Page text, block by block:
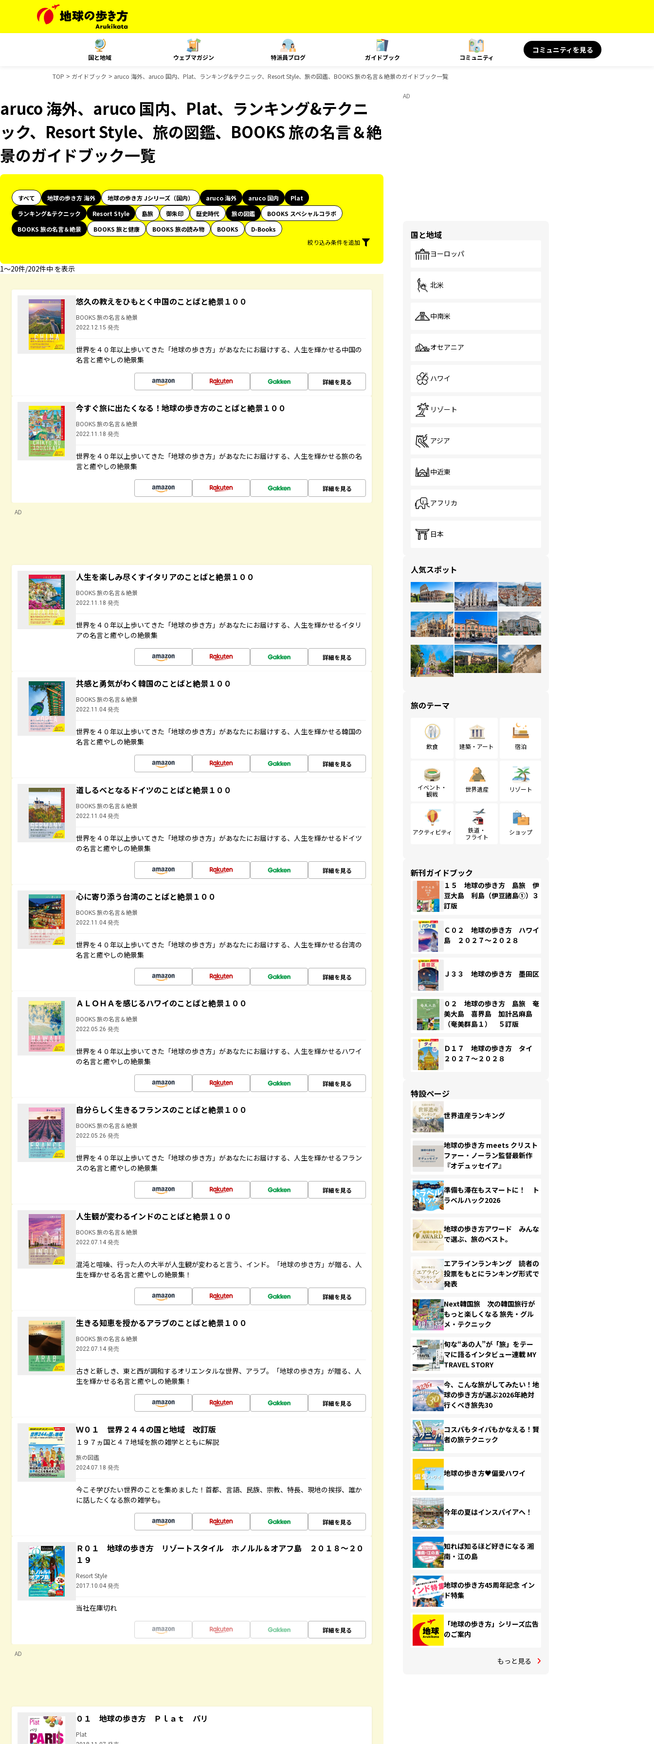
国と地域 ウェブマガジン 特派員ブログ ガイドブック コミュニティ
コミュニティを見る
TOP ガイドブック aruco 海外、aruco 国内、Plat、ランキング&テクニック、Resort Style、旅の図鑑、BOOKS 旅の名言＆絶景のガイドブック一覧
aruco 海外、aruco 国内、Plat、ランキング&テクニ
ック、Resort Style、旅の図鑑、BOOKS 旅の名言＆絶
景のガイドブック一覧
すべて 地球の歩き方 海外 地球の歩き方 Jシリーズ（国内） aruco 海外 aruco 国内
Plat
ランキング&テクニック
Resort Style 島旅 御朱印 歴史時代 旅の図鑑
BOOKS スペシャルコラボ
BOOKS 旅の名言＆絶景
BOOKS 旅と健康 BOOKS 旅の読み物 BOOKS
D-Books
絞り込み条件を追加
1〜20件/202件中 を表示
悠久の教えをひもとく中国のことばと絶景１００
BOOKS 旅の名言＆絶景
2022.12.15 発売
世界を４０年以上歩いてきた「地球の歩き方」があなたにお届けする、人生を輝かせる中国の
名言と癒やしの絶景集
詳細を見る
今すぐ旅に出たくなる！地球の歩き方のことばと絶景１００
BOOKS 旅の名言＆絶景
2022.11.18 発売
世界を４０年以上歩いてきた「地球の歩き方」があなたにお届けする、人生を輝かせる旅の名
言と癒やしの絶景集
詳細を見る
AD
人生を楽しみ尽くすイタリアのことばと絶景１００
BOOKS 旅の名言＆絶景
2022.11.18 発売
世界を４０年以上歩いてきた「地球の歩き方」があなたにお届けする、人生を輝かせるイタリ
アの名言と癒やしの絶景集
詳細を見る
共感と勇気がわく韓国のことばと絶景１００
BOOKS 旅の名言＆絶景
2022.11.04 発売
世界を４０年以上歩いてきた「地球の歩き方」があなたにお届けする、人生を輝かせる韓国の
名言と癒やしの絶景集
詳細を見る
道しるべとなるドイツのことばと絶景１００
BOOKS 旅の名言＆絶景
2022.11.04 発売
世界を４０年以上歩いてきた「地球の歩き方」があなたにお届けする、人生を輝かせるドイツ
の名言と癒やしの絶景集
詳細を見る
心に寄り添う台湾のことばと絶景１００
BOOKS 旅の名言＆絶景
2022.11.04 発売
世界を４０年以上歩いてきた「地球の歩き方」があなたにお届けする、人生を輝かせる台湾の
名言と癒やしの絶景集
詳細を見る
ＡＬＯＨＡを感じるハワイのことばと絶景１００
BOOKS 旅の名言＆絶景
2022.05.26 発売
世界を４０年以上歩いてきた「地球の歩き方」があなたにお届けする、人生を輝かせるハワイ
の名言と癒やしの絶景集
詳細を見る
自分らしく生きるフランスのことばと絶景１００
BOOKS 旅の名言＆絶景
2022.05.26 発売
世界を４０年以上歩いてきた「地球の歩き方」があなたにお届けする、人生を輝かせるフラン
スの名言と癒やしの絶景集
詳細を見る
人生観が変わるインドのことばと絶景１００
BOOKS 旅の名言＆絶景
2022.07.14 発売
混沌と喧噪、行った人の大半が人生観が変わると言う、インド。「地球の歩き方」が贈る、人
生を輝かせる名言と癒やしの絶景集！
詳細を見る
生きる知恵を授かるアラブのことばと絶景１００
BOOKS 旅の名言＆絶景
2022.07.14 発売
古きと新しき、東と西が調和するオリエンタルな世界、アラブ。「地球の歩き方」が贈る、人
生を輝かせる名言と癒やしの絶景集！
詳細を見る
Ｗ０１ 世界２４４の国と地域 改訂版
１９７ヵ国と４７地域を旅の雑学とともに解説
旅の図鑑
2024.07.18 発売
今こそ学びたい世界のことを集めました！首都、言語、民族、宗教、特長、現地の挨拶、誰か
に話したくなる旅の雑学も。
詳細を見る
Ｒ０１ 地球の歩き方 リゾートスタイル ホノルル＆オアフ島 ２０１８～２０
１９
Resort Style
2017.10.04 発売
当社在庫切れ
詳細を見る
AD
０１ 地球の歩き方 Ｐｌａｔ パリ
Plat
AD
国と地域
ヨーロッパ
北米
中南米
オセアニア
ハワイ
リゾート
アジア
中近東
アフリカ
日本
人気スポット
旅のテーマ
飲食 建築・アート 宿泊
イベント・
観戦
世界遺産 リゾート
アクティビティ
鉄道・
フライト
ショップ
新刊ガイドブック
１５ 地球の歩き方 島旅 伊
豆大島 利島（伊豆諸島①）３
訂版
Ｃ０２ 地球の歩き方 ハワイ
島 ２０２７～２０２８
Ｊ３３ 地球の歩き方 墨田区
０２ 地球の歩き方 島旅 奄
美大島 喜界島 加計呂麻島
（奄美群島１） ５訂版
Ｄ１７ 地球の歩き方 タイ
２０２７～２０２８
特設ページ
世界遺産ランキング
地球の歩き方 meets クリスト
ファー・ノーラン監督最新作
『オデュッセイア』
準備も滞在もスマートに！ ト
ラベルハック2026
地球の歩き方アワード みんな
で選ぶ、旅のベスト。
エアラインランキング 読者の
投票をもとにランキング形式で
発表
Next韓国旅 次の韓国旅行が
もっと楽しくなる 旅先・グル
メ・テクニック
旬な“あの人”が「旅」をテー
マに語るインタビュー連載 MY
TRAVEL STORY
今、こんな旅がしてみたい！地
球の歩き方が選ぶ2026年絶対
行くべき旅先30
コスパもタイパもかなえる！賢
者の旅テクニック
地球の歩き方♥偏愛ハワイ
今年の夏はインスパイアへ！
知れば知るほど好きになる 湘
南・江の島
地球の歩き方45周年記念 イン
ド特集
「地球の歩き方」シリーズ広告
のご案内
もっと見る